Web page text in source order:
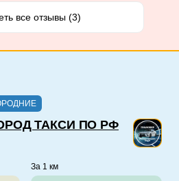
все отзывы (3)
ТАКСИ ПО РФ
За 1 км